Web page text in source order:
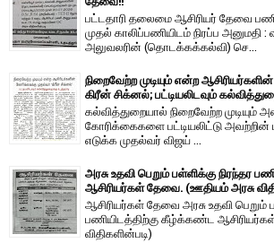
பட்டதாரி தலைமை ஆசிரியர் தேவை
முதல் காலிப்பணியிடம் நிரப்ப அனுமதி
அலுவலரின் (தொடக்கக்கல்வி) செ...
நிறைவேற்ற முடியும் என்ற
கிரீன் சிக்னல்; பட்டியலிடவும்
கல்வித்துறையால் நிறைவேற்ற முடியும்
கோரிக்கைகளை பட்டியலிட்டு அவற்றின்
எடுக்க முதல்வர் விஜய் ...
அரசு உதவி பெறும் பள்ளிக்கு நிரந்தர
ஆசிரியர்கள் தேவை. (ஊதியம் அரசு
ஆசிரியர்கள் தேவை அரசு உதவி பெறும்
பணியிடத்திற்கு கீழ்க்கண்ட
விதிகளின்படி)